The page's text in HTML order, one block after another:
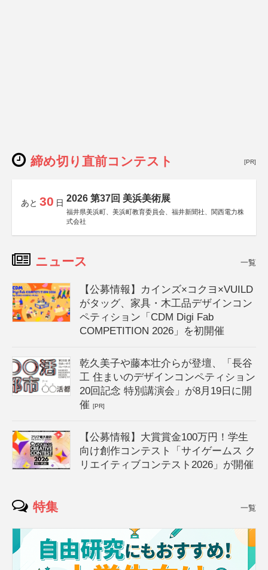
締め切り直前コンテスト [PR]
あと 30 日 2026 第37回 美浜美術展
福井県美浜町、美浜町教育委員会、福井新聞社、関西電力株
式会社
ニュース 一覧
【公募情報】カインズ×コクヨ×VUILD
がタッグ、家具・木工品デザインコン
ペティション「CDM Digi Fab
COMPETITION 2026」を初開催
乾久美子や藤本壮介らが登壇、「長谷
工 住まいのデザインコンペティション
20回記念 特別講演会」が8月19日に開
催[PR]
【公募情報】大賞賞金100万円！学生
向け創作コンテスト「サイゲームス ク
リエイティブコンテスト2026」が開催
特集 一覧